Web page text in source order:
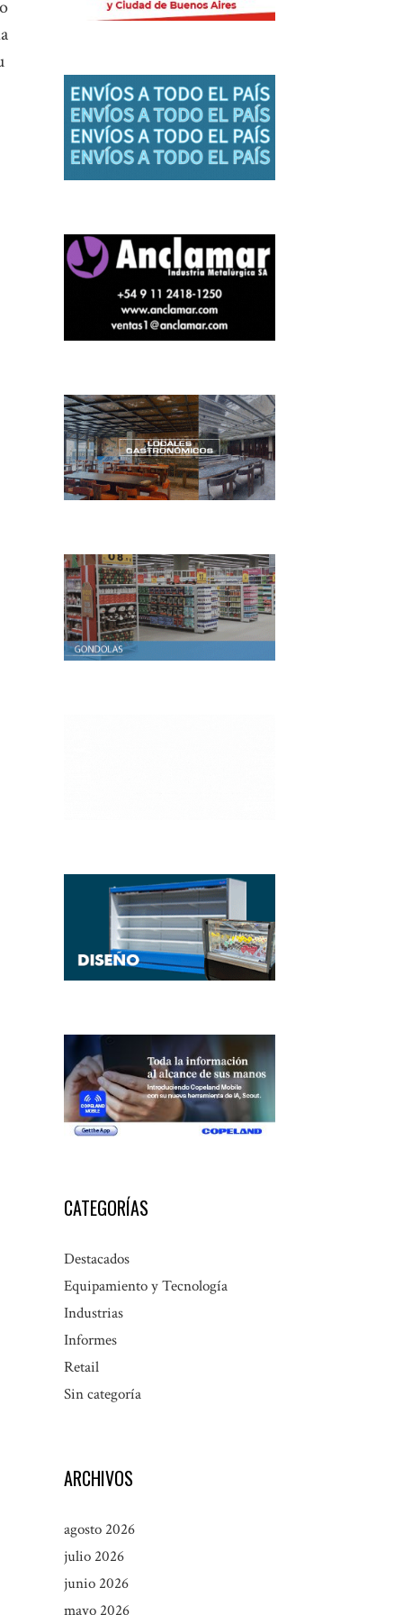
CATEGORÍAS
Destacados
Equipamiento y Tecnología
Industrias
Informes
Retail
Sin categoría
ARCHIVOS
agosto 2026
julio 2026
junio 2026
mayo 2026